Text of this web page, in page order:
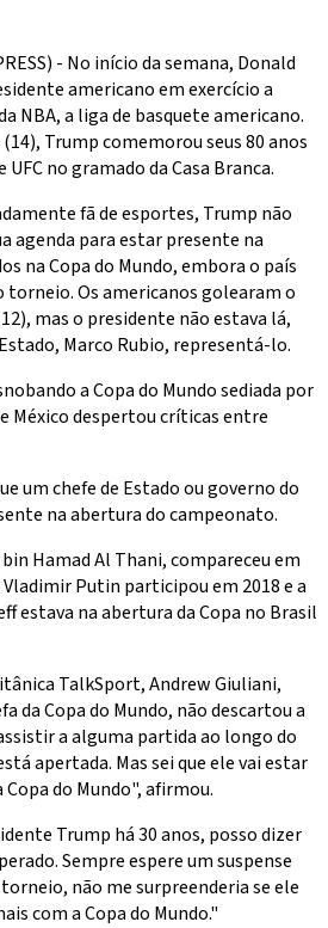
- No início da semana, Donald
americano em exercício a
NBA, a liga de basquete americano.
Trump comemorou seus 80 anos
no gramado da Casa Branca.
fã de esportes, Trump não
agenda para estar presente na
na Copa do Mundo, embora o país
torneio. Os americanos golearam o
mas o presidente não estava lá,
Marco Rubio, representá-lo.
a Copa do Mundo sediada por
México despertou críticas entre
um chefe de Estado ou governo do
na abertura do campeonato.
Hamad Al Thani, compareceu em
Putin participou em 2018 e a
estava na abertura da Copa no Brasil
TalkSport, Andrew Giuliani,
da Copa do Mundo, não descartou a
a alguma partida ao longo do
apertada. Mas sei que ele vai estar
do Mundo", afirmou.
Trump há 30 anos, posso dizer
Sempre espere um suspense
não me surpreenderia se ele
com a Copa do Mundo."